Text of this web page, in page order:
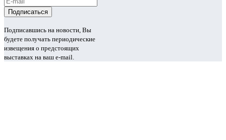
Подписавшись на новости, Вы
будете получать периодические
извещения о предстоящих
выставках на ваш e-mail.